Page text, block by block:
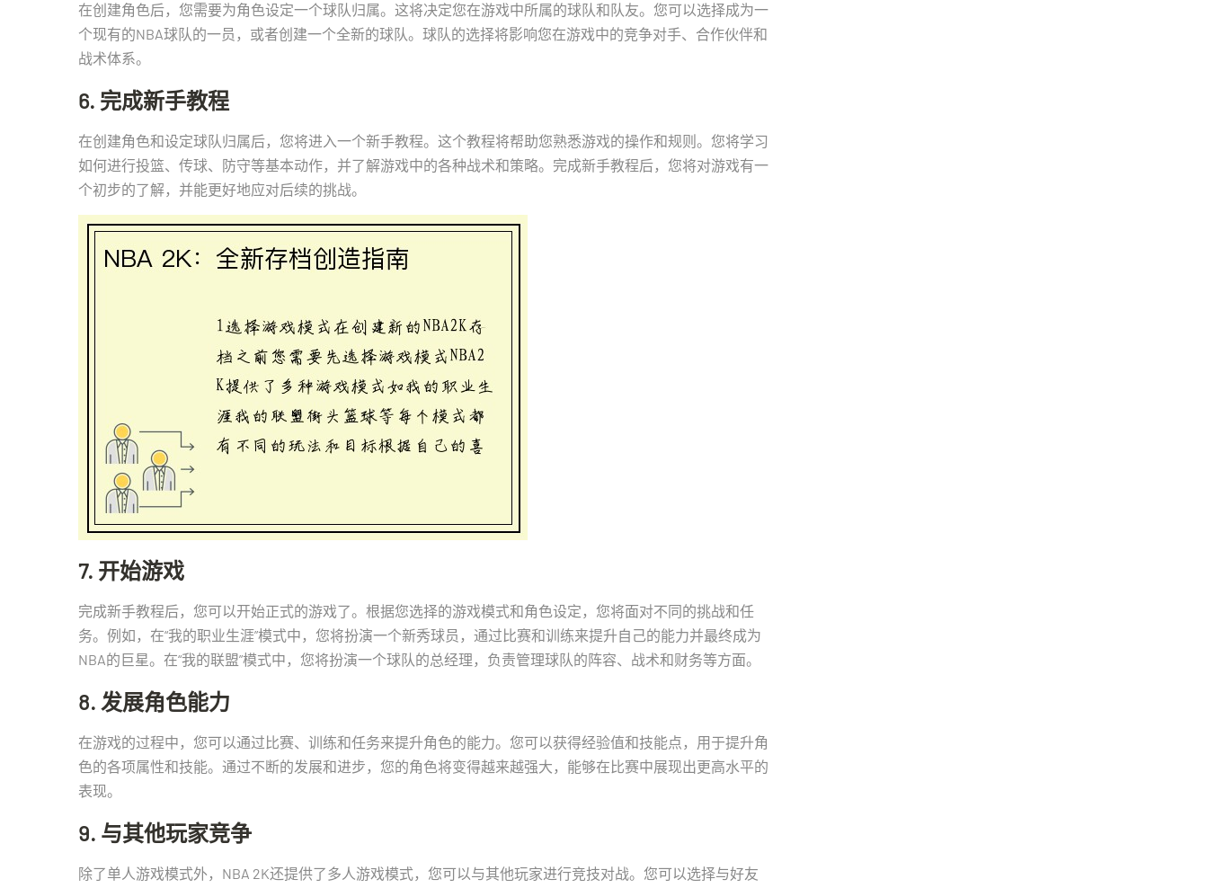
在创建角色后，您需要为角色设定一个球队归属。这将决定您在游戏中所属的球队和队友。您可以选择成为一
个现有的NBA球队的一员，或者创建一个全新的球队。球队的选择将影响您在游戏中的竞争对手、合作伙伴和
战术体系。
6. 完成新手教程
在创建角色和设定球队归属后，您将进入一个新手教程。这个教程将帮助您熟悉游戏的操作和规则。您将学习
如何进行投篮、传球、防守等基本动作，并了解游戏中的各种战术和策略。完成新手教程后，您将对游戏有一
个初步的了解，并能更好地应对后续的挑战。
7. 开始游戏
完成新手教程后，您可以开始正式的游戏了。根据您选择的游戏模式和角色设定，您将面对不同的挑战和任
务。例如，在“我的职业生涯”模式中，您将扮演一个新秀球员，通过比赛和训练来提升自己的能力并最终成为
NBA的巨星。在“我的联盟”模式中，您将扮演一个球队的总经理，负责管理球队的阵容、战术和财务等方面。
8. 发展角色能力
在游戏的过程中，您可以通过比赛、训练和任务来提升角色的能力。您可以获得经验值和技能点，用于提升角
色的各项属性和技能。通过不断的发展和进步，您的角色将变得越来越强大，能够在比赛中展现出更高水平的
表现。
9. 与其他玩家竞争
除了单人游戏模式外，NBA 2K还提供了多人游戏模式，您可以与其他玩家进行竞技对战。您可以选择与好友